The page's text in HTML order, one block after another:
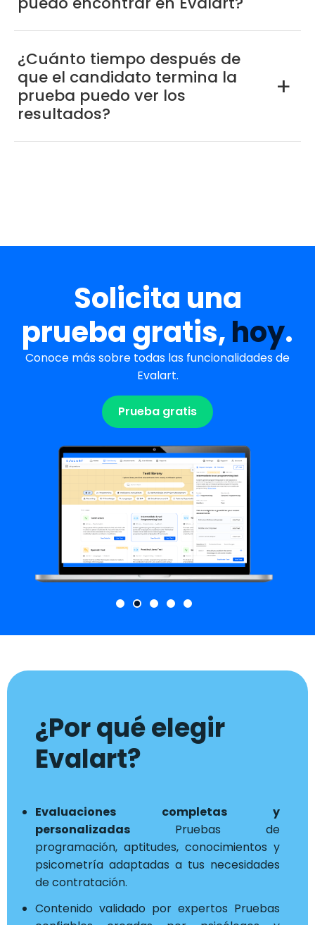
a
¿Cuánto tiempo después de
que el candidato termina la
prueba puedo ver los
resultados?
Solicita una
prueba gratis,hoy.
Conoce más sobre todas las funcionalidades de
Evalart.
Prueba gratis
¿Por qué elegir
Evalart?
Evaluaciones completas y
personalizadas Pruebas de
programación, aptitudes, conocimientos y
psicometría adaptadas a tus necesidades
de contratación.
Contenido validado por expertos Pruebas